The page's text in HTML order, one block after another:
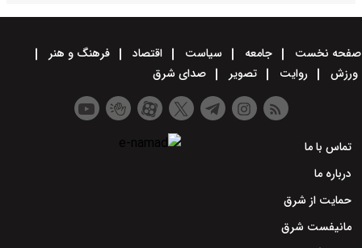
صفحه نخست جامعه سیاست اقتصاد
فرهنگ و هنر
ورزش
روایت تصویر صدای شرق
تماس با ما
درباره ما
حمایت از شرق
مانیفست شرق